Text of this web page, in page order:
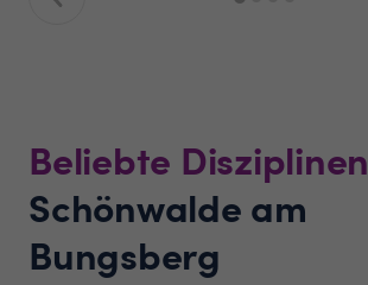
Beliebte Disziplinen
Schönwalde am
Bungsberg